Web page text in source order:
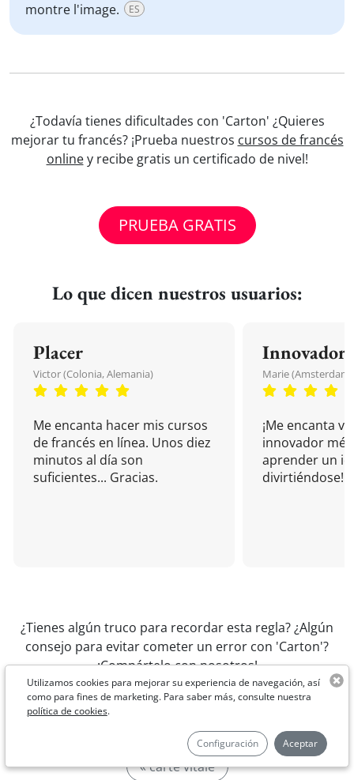
montre l'image.
ES
¿Todavía tienes dificultades con 'Carton' ¿Quieres
mejorar tu francés? ¡Prueba nuestros cursos de francés
onliney recibe gratis un certificado de nivel!
PRUEBA GRATIS
Lo que dicen nuestros usuarios:
Placer
Victor (Colonia, Alemania)
Me encanta hacer mis cursos
de francés en línea. Unos diez
minutos al día son
suficientes... Gracias.
Innovador
Marie (Amsterdam,
¡Me encanta
innovador
aprender un
divirtiéndose!
¿Tienes algún truco para recordar esta regla? ¿Algún
consejo para evitar cometer un error con 'Carton'?
¡Compártelo con nosotros!
« carte vitale
Utilizamos cookies para mejorar su experiencia de navegación, así
como para fines de marketing. Para saber más, consulte nuestra
política de cookies.
Configuración Aceptar